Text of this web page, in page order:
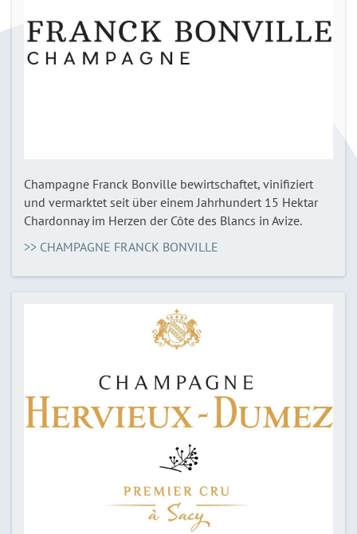
Champagne Franck Bonville bewirtschaftet, vinifiziert
und vermarktet seit über einem Jahrhundert 15 Hektar
Chardonnay im Herzen der Côte des Blancs in Avize.
>> CHAMPAGNE FRANCK BONVILLE